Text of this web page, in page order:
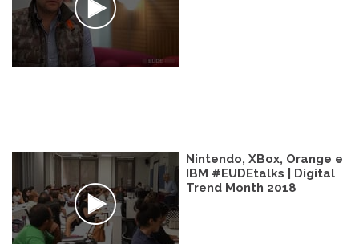
Nintendo, XBox, Orange e
IBM #EUDEtalks | Digital
Trend Month 2018